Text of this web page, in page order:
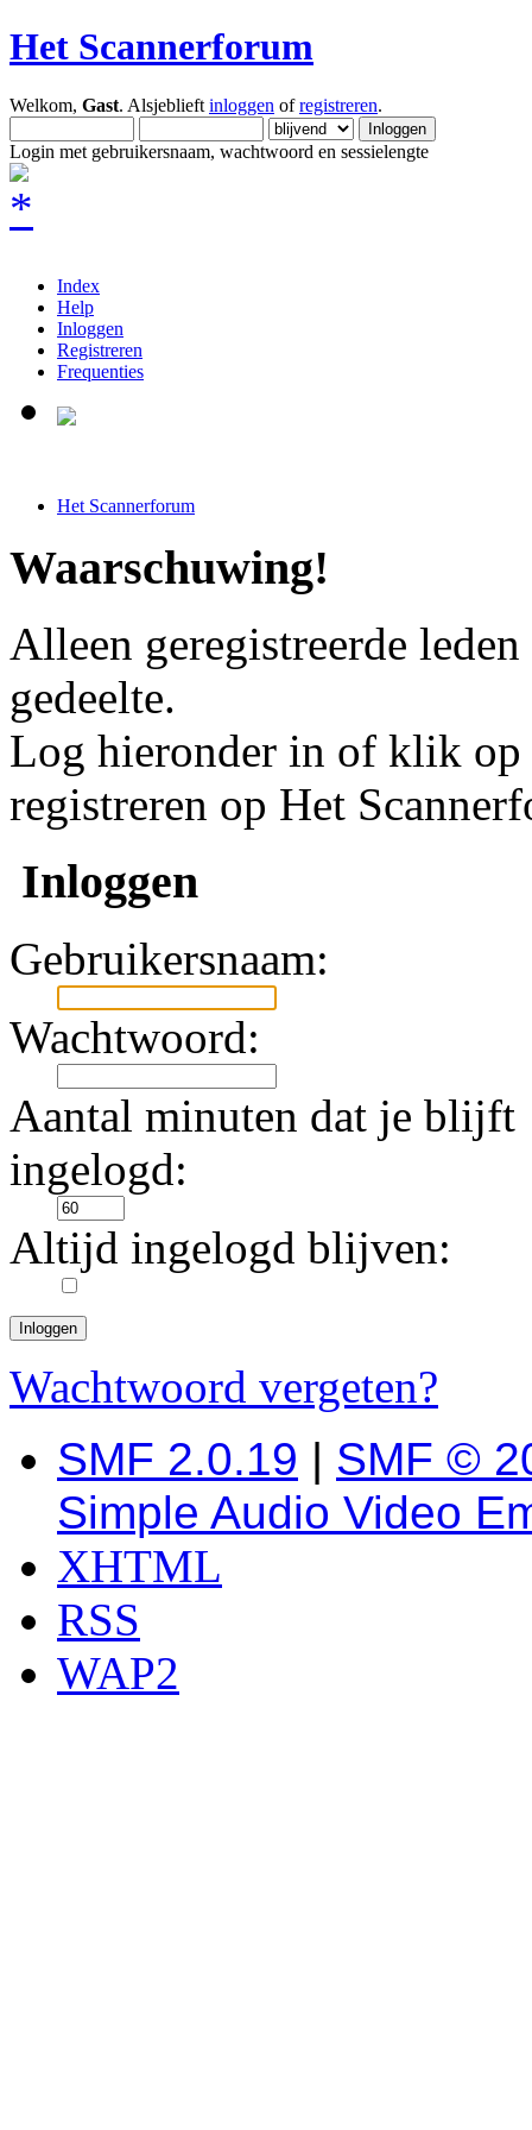
Het Scannerforum
Welkom, Gast. Alsjeblieft inloggen ofregistreren.
Login met gebruikersnaam, wachtwoord en sessielengte
Index
Help
Inloggen
Registreren
Frequenties
Het Scannerforum
Waarschuwing!
Alleen geregistreerde
gedeelte.
Log hieronder in of klik op
registreren op Het
Inloggen
Gebruikersnaam:
Wachtwoord:
Aantal minuten dat je blijft
ingelogd:
Altijd ingelogd blijven:
Wachtwoord vergeten?
SMF 2.0.19 | SMF ©
Simple Audio Video
XHTML
RSS
WAP2